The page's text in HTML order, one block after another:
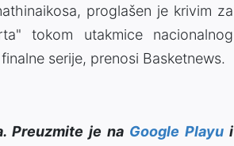
proglašen je krivim za
tokom utakmice nacionalnog
serije, prenosi Basketnews.
Preuzmite je na Google Playui